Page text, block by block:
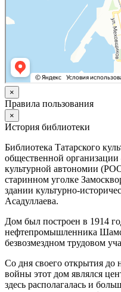
×
Правила пользования
×
История библиотеки
Библиотека Татарского
общественной
культурной автономии
старинном уголке
здании культурно-
Асадуллаева.
Дом был построен в 1914
нефтепромышленника
безвозмездном трудовом
Со дня своего открытия до
войны этот дом являлся
здесь располагалась и